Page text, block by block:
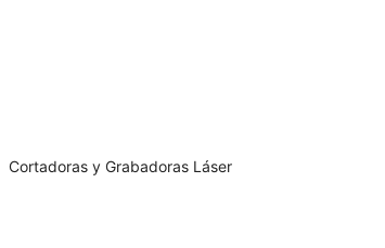
Cortadoras y Grabadoras Láser